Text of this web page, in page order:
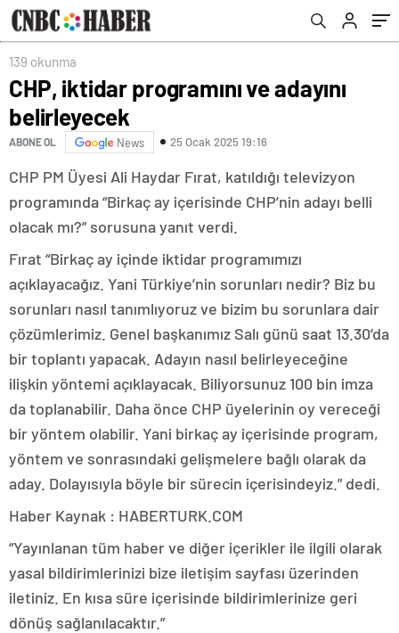
139 okunma
CHP, iktidar programını ve adayını
belirleyecek
ABONE OL News 25 Ocak 2025 19:16
CHP PM Üyesi Ali Haydar Fırat, katıldığı televizyon
programında “Birkaç ay içerisinde CHP’nin adayı belli
olacak mı?” sorusuna yanıt verdi.
Fırat “Birkaç ay içinde iktidar programımızı
açıklayacağız. Yani Türkiye’nin sorunları nedir? Biz bu
sorunları nasıl tanımlıyoruz ve bizim bu sorunlara dair
çözümlerimiz. Genel başkanımız Salı günü saat 13.30’da
bir toplantı yapacak. Adayın nasıl belirleyeceğine
ilişkin yöntemi açıklayacak. Biliyorsunuz 100 bin imza
da toplanabilir. Daha önce CHP üyelerinin oy vereceği
bir yöntem olabilir. Yani birkaç ay içerisinde program,
yöntem ve sonrasındaki gelişmelere bağlı olarak da
aday. Dolayısıyla böyle bir sürecin içerisindeyiz.” dedi.
Haber Kaynak : HABERTURK.COM
“Yayınlanan tüm haber ve diğer içerikler ile ilgili olarak
yasal bildirimlerinizi bize iletişim sayfası üzerinden
iletiniz. En kısa süre içerisinde bildirimlerinize geri
dönüş sağlanılacaktır.”